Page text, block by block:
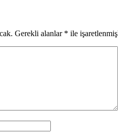
Gerekli alanlar * ile